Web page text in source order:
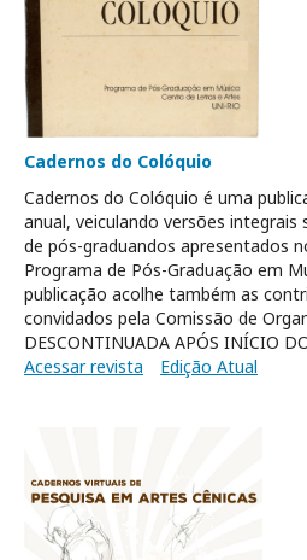
Cadernos do Colóquio
Cadernos do Colóquio é uma
anual, veiculando versões integrais
de pós-graduandos apresentados
Programa de Pós-Graduação em
publicação acolhe também as
convidados pela Comissão de
DESCONTINUADA APÓS INÍCIO
Acessar revista
Edição Atual